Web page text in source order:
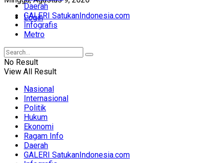
Login
Daerah
GALERI SatukanIndonesia.com
Infografis
Metro
No Result
View All Result
Nasional
Internasional
Politik
Hukum
Ekonomi
Ragam Info
Daerah
GALERI SatukanIndonesia.com